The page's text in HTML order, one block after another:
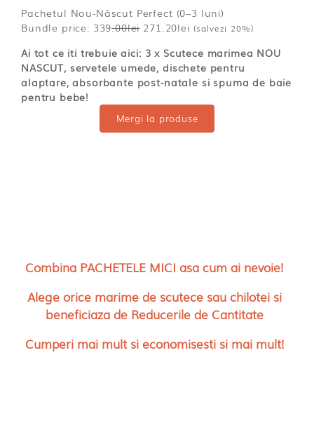
Pachetul Nou-Născut Perfect (0–3 luni)
Bundle price: 339.00lei 271.20lei (salvezi 20%)
Ai tot ce iti trebuie aici: 3 x Scutece marimea NOU
NASCUT, servetele umede, dischete pentru
alaptare, absorbante post-natale si spuma de baie
pentru bebe!
Mergi la produse
Combina PACHETELE MICI asa cum ai nevoie!
Alege orice marime de scutece sau chilotei si
beneficiaza de Reducerile de Cantitate
Cumperi mai mult si economisesti si mai mult!